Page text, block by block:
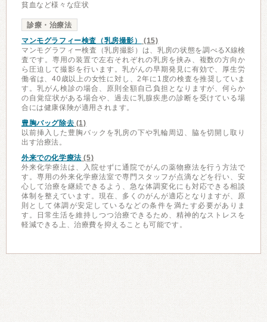
貧血など様々な症状
診療・治療法
マンモグラフィー検査（乳房撮影）
(15)
マンモグラフィー検査（乳房撮影）は、乳房の状態を調べるX線検
査です。専用の装置で左右それぞれの乳房を挟み、複数の方向か
ら圧迫して撮影を行います。乳がんの早期発見に有効で、厚生労
働省は、40歳以上の女性に対し、2年に1度の検査を推奨していま
す。乳がん検診の場合、原則全額自己負担となりますが、何らか
の自覚症状がある場合や、過去に乳腺疾患の診断を受けている場
合には健康保険が適用されます。
豊胸バッグ除去 (1)
以前挿入した豊胸バックを乳房の下や乳輪周辺、脇を切開し取り
出す治療法。
外来での化学療法 (5)
外来化学療法は、入院せずに通院でがんの薬物療法を行う方法で
す。専用の外来化学療法室で専門スタッフが点滴などを行い、安
心して治療を継続できるよう、急な体調変化にも対応できる相談
体制を整えています。現在、多くのがんが適応となりますが、原
則として体調が安定しているなどの条件を満たす必要がありま
す。日常生活を維持しつつ治療できるため、精神的なストレスを
軽減できる上、治療費を抑えることも可能です。